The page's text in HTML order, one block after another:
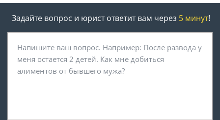
Задайте вопрос и юрист ответит вам через 5 минут!